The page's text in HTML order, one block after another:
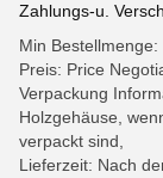
Zahlungs-u.
Min Bestellmenge:
Preis: Price
Verpackung
Holzgehäuse,
verpackt sind,
Lieferzeit: Nach